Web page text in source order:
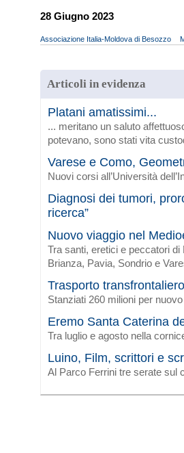
28 Giugno 2023
Associazione Italia-Moldova di Besozzo
Articoli in evidenza
Platani amatissimi...
... meritano un saluto
potevano, sono stati vita
Varese e Como,
Nuovi corsi all’Università
Diagnosi dei tumori,
ricerca”
Nuovo viaggio nel
Tra santi, eretici e peccatori
Brianza, Pavia, Sondrio e
Trasporto
Stanziati 260 milioni per
Eremo Santa Caterina
Tra luglio e agosto nella
Luino, Film, scrittori e
Al Parco Ferrini tre serate sul